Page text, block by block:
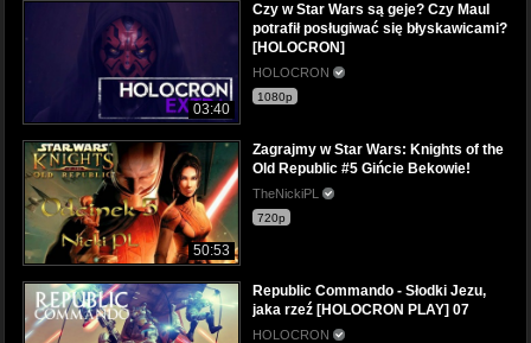
03:40
Czy w Star Wars są geje? Czy Maul
potrafił posługiwać się błyskawicami?
[HOLOCRON]
HOLOCRON
1080p
50:53
Zagrajmy w Star Wars: Knights of the
Old Republic #5 Gińcie Bekowie!
TheNickiPL
720p
Republic Commando - Słodki Jezu,
jaka rzeź [HOLOCRON PLAY] 07
HOLOCRON